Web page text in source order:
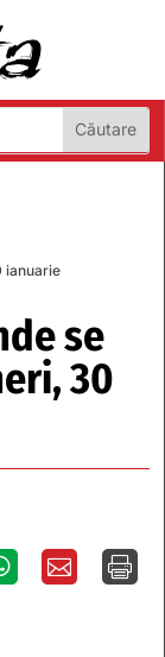
ianuarie
se
30
 